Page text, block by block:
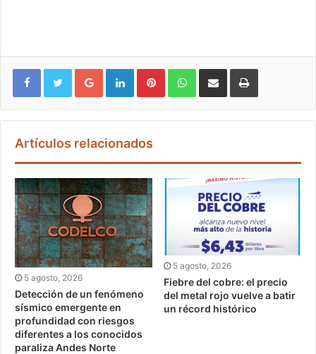
Google+ LinkedIn Pinterest WhatsApp
Artículos relacionados
5 agosto, 2026
Detección de un fenómeno
sísmico emergente en
profundidad con riesgos
diferentes a los conocidos
paraliza Andes Norte
5 agosto, 2026
Fiebre del cobre: el precio
del metal rojo vuelve a batir
un récord histórico